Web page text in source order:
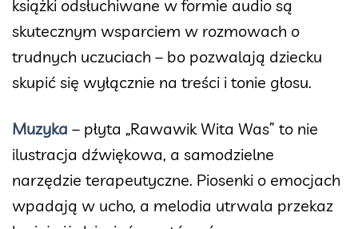
książki odsłuchiwane w formie audio są
skutecznym wsparciem w rozmowach o
trudnych uczuciach – bo pozwalają dziecku
skupić się wyłącznie na treści i tonie głosu.
Muzyka – płyta „Rawawik Wita Was” to nie
ilustracja dźwiękowa, a samodzielne
narzędzie terapeutyczne. Piosenki o emocjach
wpadają w ucho, a melodia utrwala przekaz